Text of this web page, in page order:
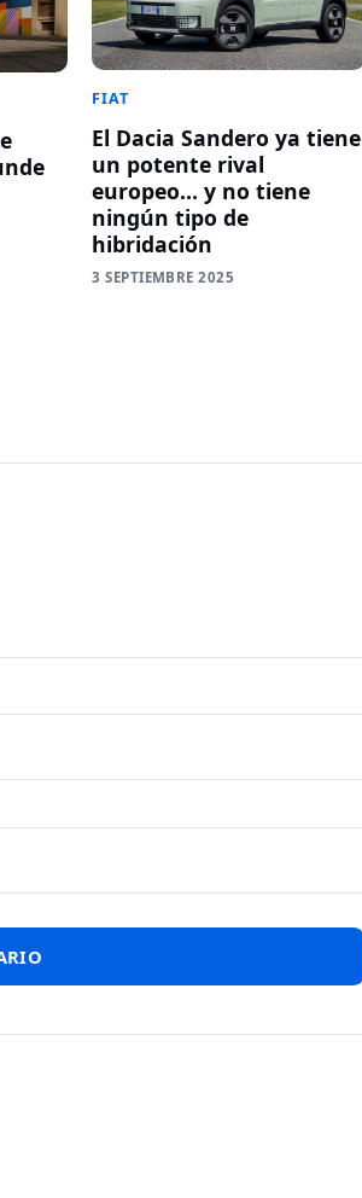
FIAT
El Dacia Sandero ya tiene
un potente rival
europeo… y no tiene
ningún tipo de
hibridación
3 SEPTIEMBRE 2025